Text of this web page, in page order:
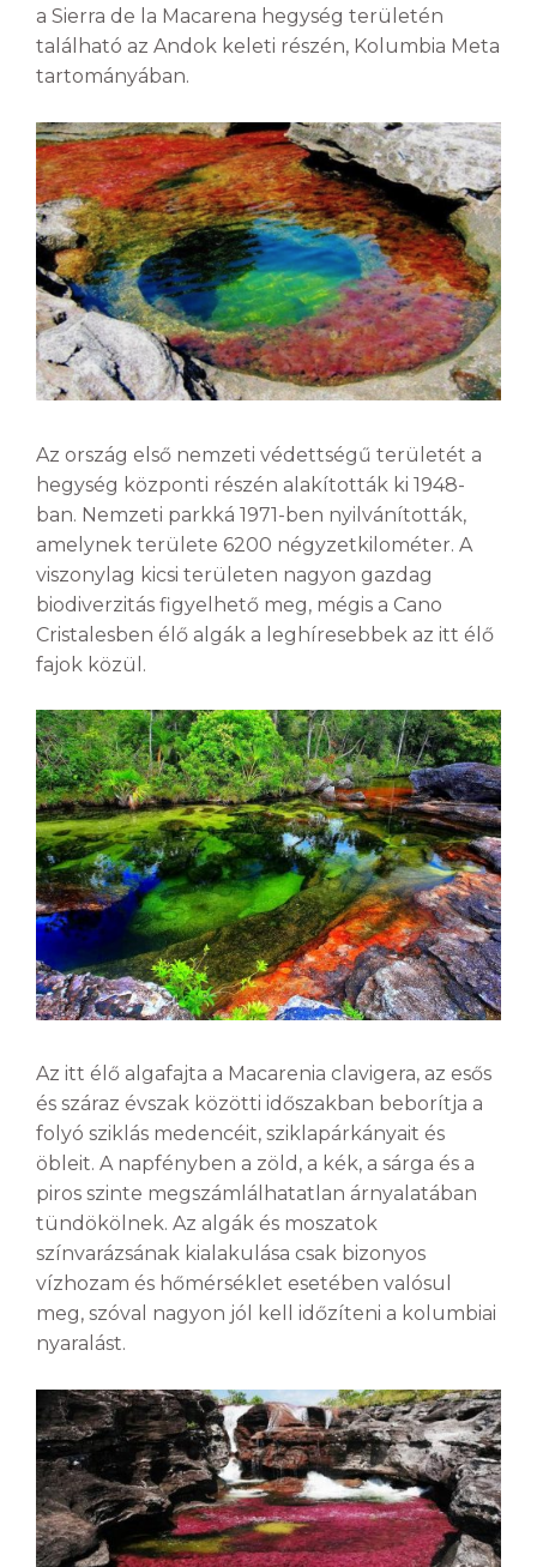
a Sierra de la Macarena hegység területén
található az Andok keleti részén, Kolumbia Meta
tartományában.
Az ország első nemzeti védettségű területét a
hegység központi részén alakították ki 1948-
ban. Nemzeti parkká 1971-ben nyilvánították,
amelynek területe 6200 négyzetkilométer. A
viszonylag kicsi területen nagyon gazdag
biodiverzitás figyelhető meg, mégis a Cano
Cristalesben élő algák a leghíresebbek az itt élő
fajok közül.
Az itt élő algafajta a Macarenia clavigera, az esős
és száraz évszak közötti időszakban beborítja a
folyó sziklás medencéit, sziklapárkányait és
öbleit. A napfényben a zöld, a kék, a sárga és a
piros szinte megszámlálhatatlan árnyalatában
tündökölnek. Az algák és moszatok
színvarázsának kialakulása csak bizonyos
vízhozam és hőmérséklet esetében valósul
meg, szóval nagyon jól kell időzíteni a kolumbiai
nyaralást.